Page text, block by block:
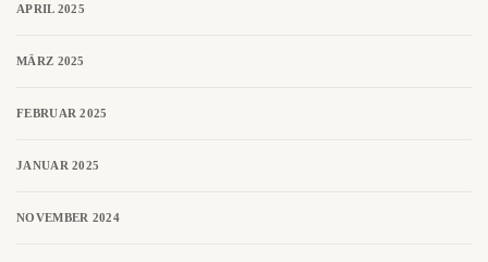
APRIL 2025
MÄRZ 2025
FEBRUAR 2025
JANUAR 2025
NOVEMBER 2024